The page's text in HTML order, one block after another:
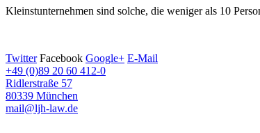
Kleinstunternehmen sind solche, die weniger als 10
Twitter Facebook Google+ E-Mail
+49 (0)89 20 60 412-0
Ridlerstraße 57
80339 München
mail@ljh-law.de